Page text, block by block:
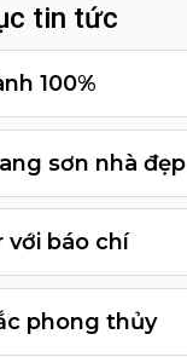
tin tức
100%
sơn nhà đẹp
với báo chí
phong thủy